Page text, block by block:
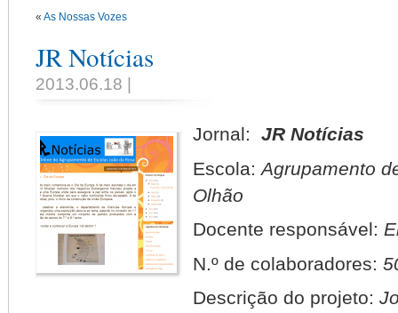
« As Nossas Vozes
JR Notícias
2013.06.18 |
Jornal:JR Notícias
Escola:Agrupamento
Olhão
Docente responsável:
N.º de colaboradores:
Descrição do projeto: